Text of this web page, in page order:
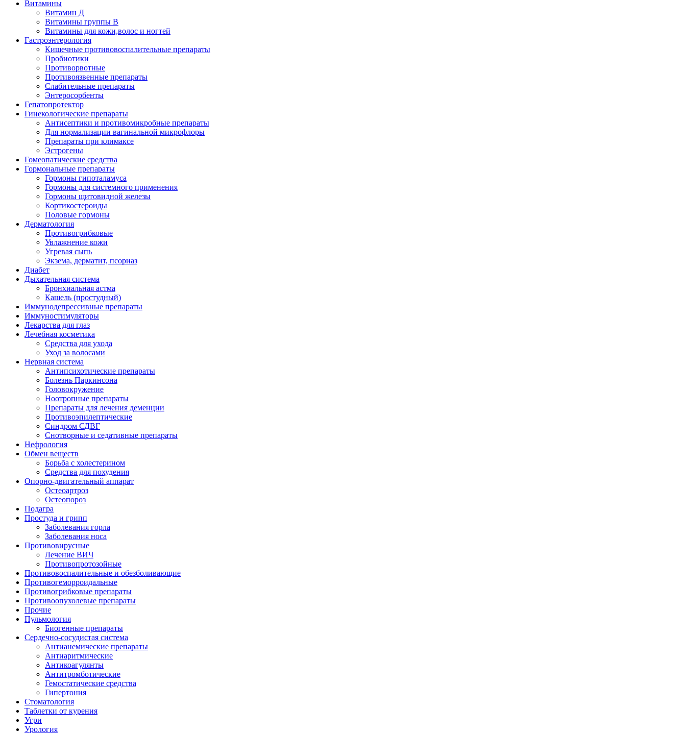
Витамины
Витамин Д
Витамины группы В
Витамины для кожи,волос и ногтей
Гастроэнтерология
Кишечные противовоспалительные препараты
Пробиотики
Противорвотные
Противоязвенные препараты
Слабительные препараты
Энтеросорбенты
Гепатопротектор
Гинекологические препараты
Антисептики и противомикробные препараты
Для нормализации вагинальной микрофлоры
Препараты при климаксе
Эстрогены
Гомеопатические средства
Гормональные препараты
Гормоны гипоталамуса
Гормоны для системного применения
Гормоны щитовидной железы
Кортикостероиды
Половые гормоны
Дерматология
Противогрибковые
Увлажнение кожи
Угревая сыпь
Экзема, дерматит, псориаз
Диабет
Дыхательная система
Бронхиальная астма
Кашель (простудный)
Иммунодепрессивные препараты
Иммуностимуляторы
Лекарства для глаз
Лечебная косметика
Средства для ухода
Уход за волосами
Нервная система
Антипсихотические препараты
Болезнь Паркинсона
Головокружение
Ноотропные препараты
Препараты для лечения деменции
Противоэпилептические
Синдром СДВГ
Снотворные и седативные препараты
Нефрология
Обмен веществ
Борьба с холестерином
Средства для похудения
Опорно-двигательный аппарат
Остеоартроз
Остеопороз
Подагра
Простуда и грипп
Заболевания горла
Заболевания носа
Противовирусные
Лечение ВИЧ
Противопротозойные
Противовоспалительные и обезболивающие
Противогеморроидальные
Противогрибковые препараты
Противоопухолевые препараты
Прочие
Пульмология
Биогенные препараты
Сердечно-сосудистая система
Антианемические препараты
Антиаритмические
Антикоагулянты
Антитромботические
Гемостатические средства
Гипертония
Стоматология
Таблетки от курения
Угри
Урология